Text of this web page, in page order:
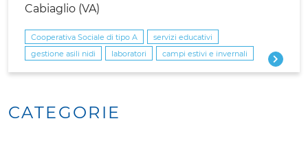
Cabiaglio (VA)
Cooperativa Sociale di tipo A
servizi educativi
gestione asili nidi
laboratori campi estivi e invernali
CATEGORIE